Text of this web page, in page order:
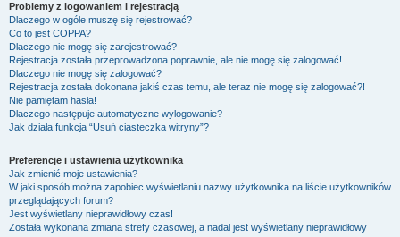
Problemy z logowaniem i rejestracją
Dlaczego w ogóle muszę się rejestrować?
Co to jest COPPA?
Dlaczego nie mogę się zarejestrować?
Rejestracja została przeprowadzona poprawnie, ale nie mogę się zalogować!
Dlaczego nie mogę się zalogować?
Rejestracja została dokonana jakiś czas temu, ale teraz nie mogę się zalogować?!
Nie pamiętam hasła!
Dlaczego następuje automatyczne wylogowanie?
Jak działa funkcja “Usuń ciasteczka witryny”?
Preferencje i ustawienia użytkownika
Jak zmienić moje ustawienia?
W jaki sposób można zapobiec wyświetlaniu nazwy użytkownika na liście użytkowników
przeglądających forum?
Jest wyświetlany nieprawidłowy czas!
Została wykonana zmiana strefy czasowej, a nadal jest wyświetlany nieprawidłowy